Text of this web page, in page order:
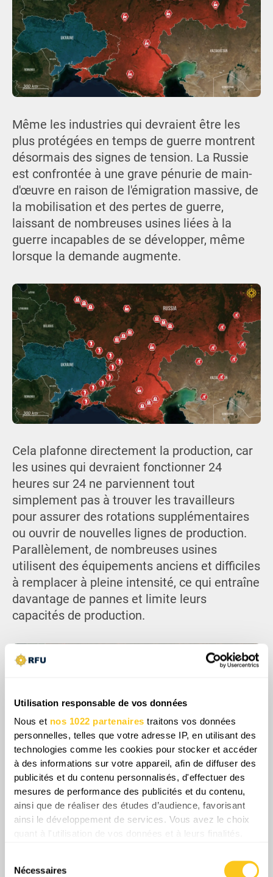
Utilisation responsable de vos données
Nous et nos 1022 partenaires traitons vos données
personnelles, telles que votre adresse IP, en utilisant des
technologies comme les cookies pour stocker et accéder
à des informations sur votre appareil, afin de diffuser des
publicités et du contenu personnalisés, d'effectuer des
mesures de performance des publicités et du contenu,
ainsi que de réaliser des études d’audience, favorisant
ainsi le développement de services. Vous avez le choix
quant à l'utilisation de vos données et à leurs finalités.
tout moment en consultant la Déclaration relative aux
Nécessaires
Même les industries qui devraient être les
plus protégées en temps de guerre montrent
désormais des signes de tension. La Russie
est confrontée à une grave pénurie de main-
d'œuvre en raison de l'émigration massive, de
la mobilisation et des pertes de guerre,
laissant de nombreuses usines liées à la
guerre incapables de se développer, même
lorsque la demande augmente.
Cela plafonne directement la production, car
les usines qui devraient fonctionner 24
heures sur 24 ne parviennent tout
simplement pas à trouver les travailleurs
pour assurer des rotations supplémentaires
ou ouvrir de nouvelles lignes de production.
Parallèlement, de nombreuses usines
utilisent des équipements anciens et difficiles
à remplacer à pleine intensité, ce qui entraîne
davantage de pannes et limite leurs
capacités de production.
La pression est visible dans les secteurs qui
alimentent directement l'effort de guerre,